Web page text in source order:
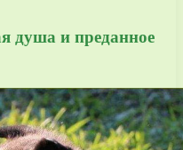
душа и преданное